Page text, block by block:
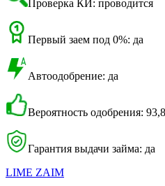
Проверка КИ: проводится
Первый заем под 0%: да
Автоодобрение: да
Вероятность одобрения:
Гарантия выдачи займа: да
LIME ZAIM